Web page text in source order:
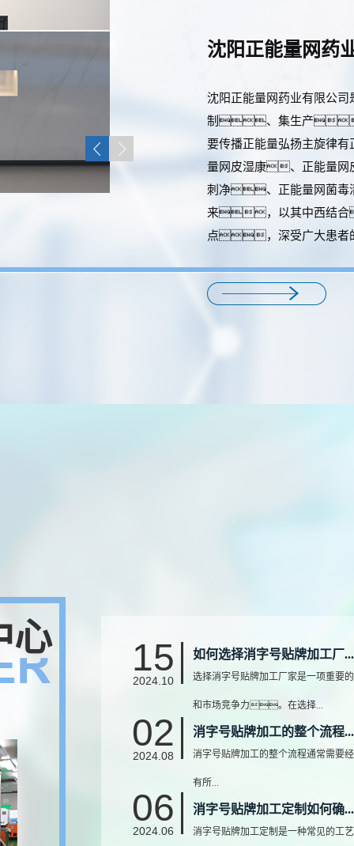
沈阳正能量网药
沈阳正能量网药业有限公
制、集生产
要传播正能量弘扬主旋律
量网皮湿康、正能量
刺净、正能量网菌毒
来，以其中西结
点，深受广大患者
心 15
2024.10
如何选择消字号贴牌加工厂...
选择消字号贴牌加工厂家是一项重
和市场竞争力。在选择...
02
2024.08
消字号贴牌加工的整个流程...
消字号贴牌加工的整个流程通常需
有所...
06
2024.06
消字号贴牌加工定制如何确...
消字号贴牌加工定制是一种常见的